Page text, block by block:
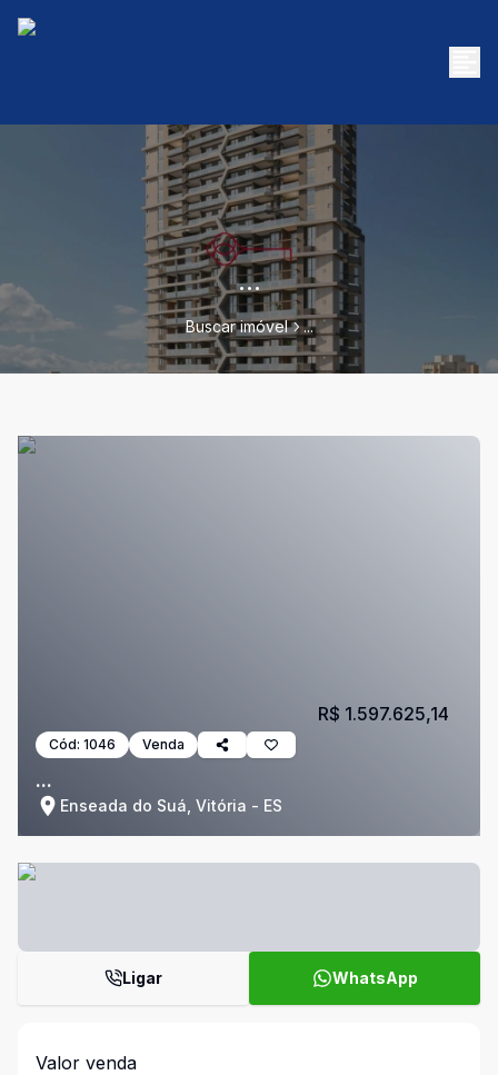
...
Buscar imóvel ...
Cód: 1046 Venda
...
Enseada do Suá, Vitória - ES
R$ 1.597.625,14
Ligar WhatsApp
Valor venda